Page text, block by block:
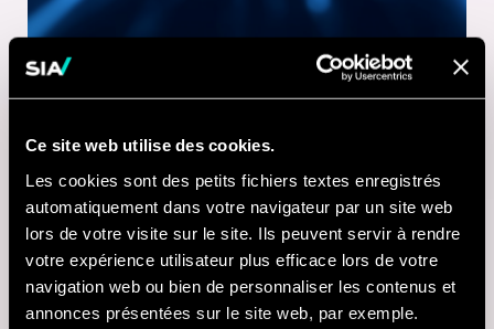
Ce site web utilise des cookies.
Les cookies sont des petits fichiers textes enregistrés
automatiquement dans votre navigateur par un site web
lors de votre visite sur le site. Ils peuvent servir à rendre
votre expérience utilisateur plus efficace lors de votre
navigation web ou bien de personnaliser les contenus et
annonces présentées sur le site web, par exemple.
Nausicaá modernise
sa billetterie digitale